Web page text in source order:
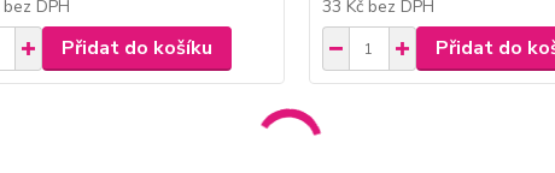
bez DPH
Přidat do košíku
33 Kč bez DPH
Přidat do